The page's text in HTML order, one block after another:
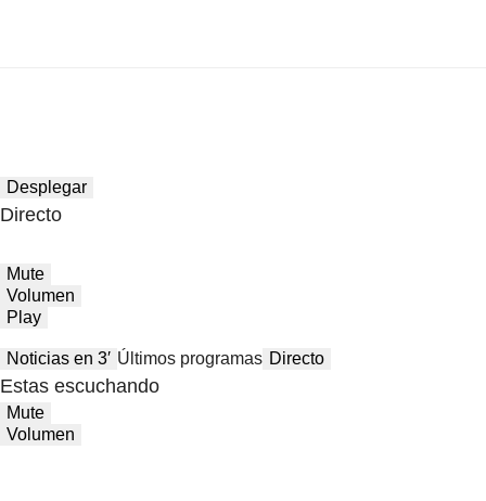
Desplegar
Directo
Mute
Volumen
Play
Noticias en 3′ Últimos programas Directo
Estas escuchando
Mute
Volumen